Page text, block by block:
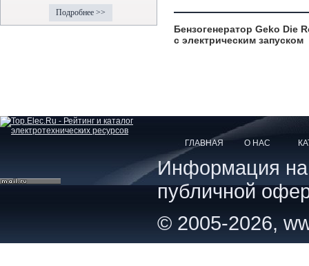
Подробнее >>
Бензогенератор Geko Die
с электрическим запуском
ГЛАВНАЯ О НАС
Информация на
публичной
© 2005-2026,